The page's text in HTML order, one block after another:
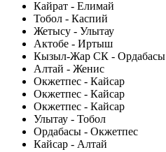
Кайрат - Елимай
Тобол - Каспий
Жетысу - Улытау
Актобе - Иртыш
Кызыл-Жар СК - Ордабасы
Алтай - Женис
Окжетпес - Кайсар
Окжетпес - Кайсар
Окжетпес - Кайсар
Улытау - Тобол
Ордабасы - Окжетпес
Кайсар - Алтай